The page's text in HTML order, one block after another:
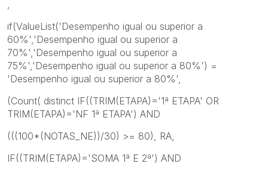
if(ValueList('Desempenho igual ou superior a
60%','Desempenho igual ou superior a
70%','Desempenho igual ou superior a
75%','Desempenho igual ou superior a 80%') =
'Desempenho igual ou superior a 80%',
(Count( distinct IF((TRIM(ETAPA)='1ª ETAPA' OR
TRIM(ETAPA)='NF 1ª ETAPA') AND
(((100*(NOTAS_NE))/30) >= 80), RA,
IF((TRIM(ETAPA)='SOMA 1ª E 2ª') AND